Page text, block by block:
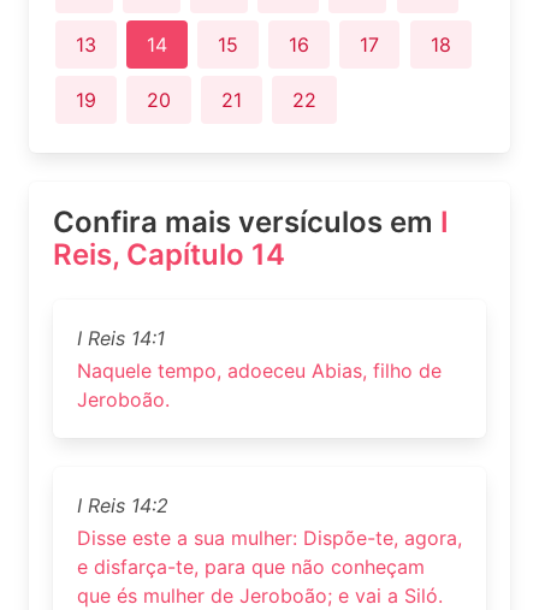
13 14 15 16 17 18
19 20 21 22
Confira mais versículos em I
Reis, Capítulo 14
I Reis 14:1
Naquele tempo, adoeceu Abias, filho de
Jeroboão.
I Reis 14:2
Disse este a sua mulher: Dispõe-te, agora,
e disfarça-te, para que não conheçam
que és mulher de Jeroboão; e vai a Siló.